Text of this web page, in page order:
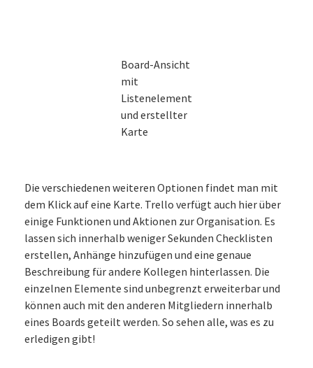
Board-Ansicht
mit
Listenelement
und erstellter
Karte
Die verschiedenen weiteren Optionen findet man mit
dem Klick auf eine Karte. Trello verfügt auch hier über
einige Funktionen und Aktionen zur Organisation. Es
lassen sich innerhalb weniger Sekunden Checklisten
erstellen, Anhänge hinzufügen und eine genaue
Beschreibung für andere Kollegen hinterlassen. Die
einzelnen Elemente sind unbegrenzt erweiterbar und
können auch mit den anderen Mitgliedern innerhalb
eines Boards geteilt werden. So sehen alle, was es zu
erledigen gibt!